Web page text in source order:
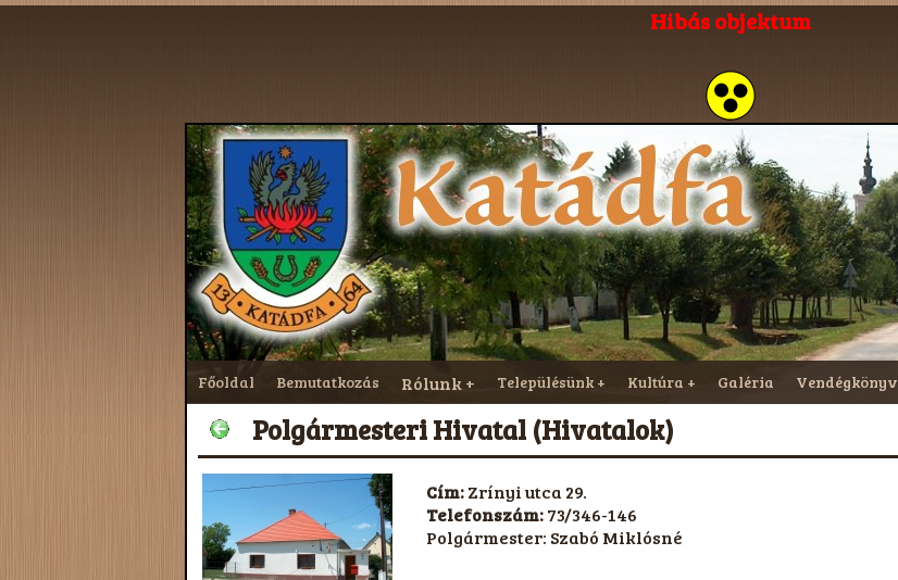
Hibás objektum
Főoldal Bemutatkozás Rólunk Településünk Kultúra Galéria Vendégkönyv
Polgármesteri Hivatal (Hivatalok)
Cím:Zrínyi utca 29.
Telefonszám:73/346-146
Polgármester: Szabó Miklósné